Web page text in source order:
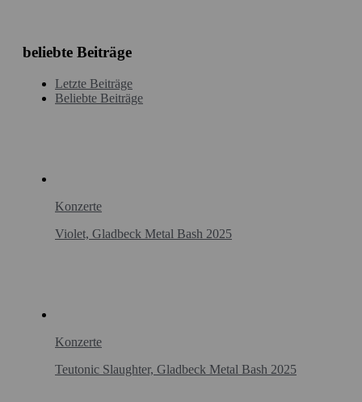
beliebte Beiträge
Letzte Beiträge
Beliebte Beiträge
Konzerte
Violet, Gladbeck Metal Bash 2025
Konzerte
Teutonic Slaughter, Gladbeck Metal Bash 2025